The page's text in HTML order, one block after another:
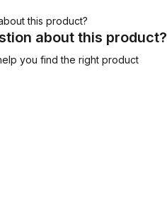
about this product?
you find the right product